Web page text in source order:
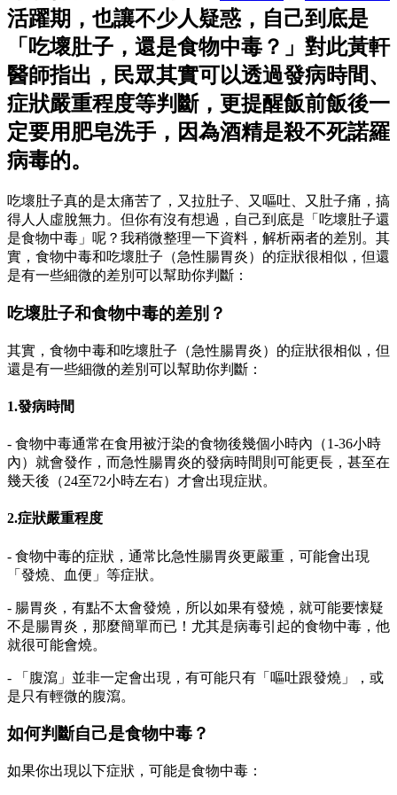
活躍期，也讓不少人疑惑，自己到底是
「吃壞肚子，還是食物中毒？」對此黃軒
醫師指出，民眾其實可以透過發病時間、
症狀嚴重程度等判斷，更提醒飯前飯後一
定要用肥皂洗手，因為酒精是殺不死諾羅
病毒的。
吃壞肚子真的是太痛苦了，又拉肚子、又嘔吐、又肚子痛，搞
得人人虛脫無力。但你有沒有想過，自己到底是「吃壞肚子還
是食物中毒」呢？我稍微整理一下資料，解析兩者的差別。其
實，食物中毒和吃壞肚子（急性腸胃炎）的症狀很相似，但還
是有一些細微的差別可以幫助你判斷：
吃壞肚子和食物中毒的差別？
其實，食物中毒和吃壞肚子（急性腸胃炎）的症狀很相似，但
還是有一些細微的差別可以幫助你判斷：
1.發病時間
- 食物中毒通常在食用被汙染的食物後幾個小時內（1-36小時
內）就會發作，而急性腸胃炎的發病時間則可能更長，甚至在
幾天後（24至72小時左右）才會出現症狀。
2.症狀嚴重程度
- 食物中毒的症狀，通常比急性腸胃炎更嚴重，可能會出現
「發燒、血便」等症狀。
- 腸胃炎，有點不太會發燒，所以如果有發燒，就可能要懐疑
不是腸胃炎，那麼簡單而已！尤其是病毒引起的食物中毒，他
就很可能會燒。
- 「腹瀉」並非一定會出現，有可能只有「嘔吐跟發燒」，或
是只有輕微的腹瀉。
如何判斷自己是食物中毒？
如果你出現以下症狀，可能是食物中毒：